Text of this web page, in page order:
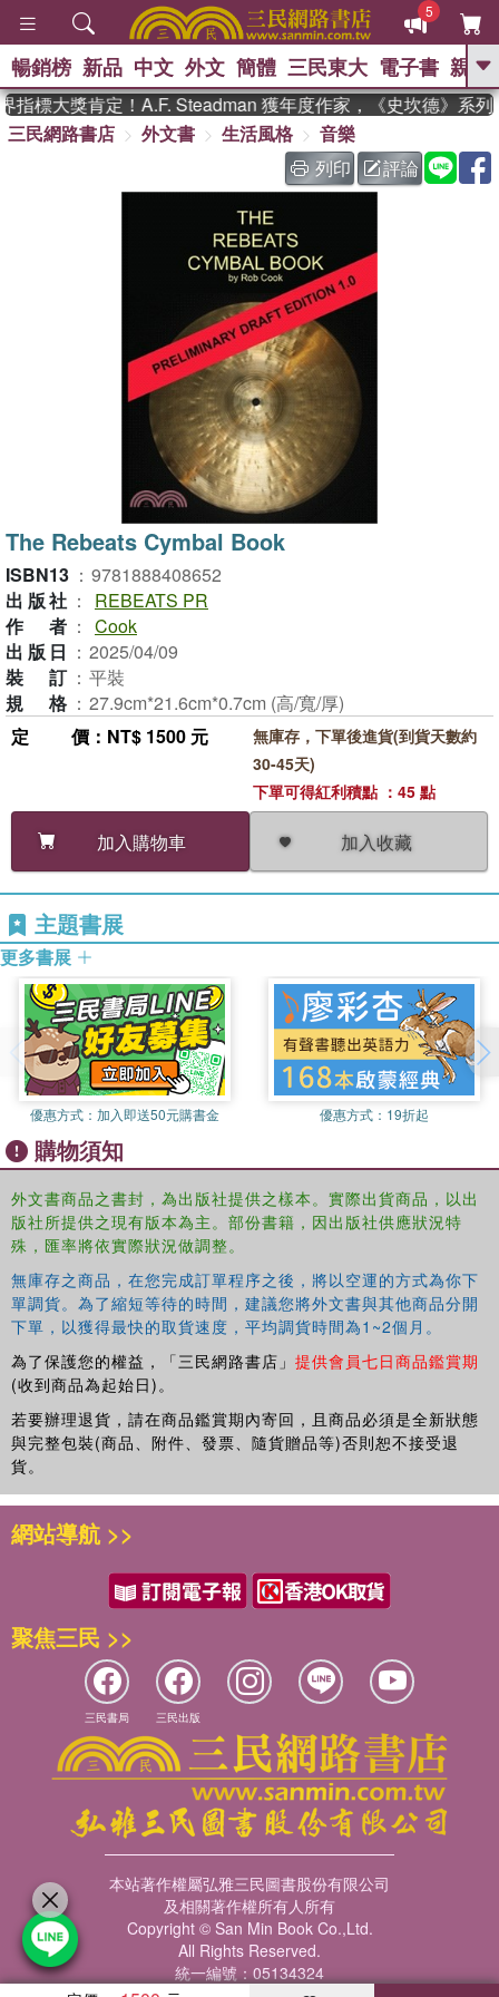
5
GO
熱搜： 東野圭吾 、
、 如果歷史是一群喵 、 暑期
國際布克獎 臺灣漫遊錄 、 方
念華 、
孩：黎曼猜想
暢銷榜 新品 中文 外文 簡體 三民東大 電子書 親子
標大獎肯定！A.F. Steadman 獲年度作家，《史坎德》系列
三民網路書店
外文書 生活風格
音樂
列印
評論
The Rebeats Cymbal Book
ISBN13 ： 9781888408652
出版社 ：
REBEATS PR
作者 ： Cook
出版日 ： 2025/04/09
裝訂 ： 平裝
規格 ： 27.9cm*21.6cm*0.7cm (高/寬/厚)
定價 ：NT$ 1500 元
加入購物車 加入收藏
無庫存，下單後進貨(到貨天數約
30-45天)
下單可得紅利積點 ：45 點
主題書展
更多書展
優惠方式： 加入即送50元購書金 優惠方式： 19折起
購物須知
外文書商品之書封，為出版社提供之樣本。實際出貨商品，以出
版社所提供之現有版本為主。部份書籍，因出版社供應狀況特
殊，匯率將依實際狀況做調整。
無庫存之商品，在您完成訂單程序之後，將以空運的方式為你下
單調貨。為了縮短等待的時間，建議您將外文書與其他商品分開
下單，以獲得最快的取貨速度，平均調貨時間為1~2個月。
為了保護您的權益，「三民網路書店」 提供會員七日商品鑑賞期
(收到商品為起始日)。
若要辦理退貨，請在商品鑑賞期內寄回，且商品必須是全新狀態
與完整包裝(商品、附件、發票、隨貨贈品等)否則恕不接受退
貨。
網站導航 >>
聚焦三民 >>
三民書局 三民出版
本站著作權屬弘雅三民圖書股份有限公司
及相關著作權所有人所有
Copyright © San Min Book Co.,Ltd.
All Rights Reserved.
統一編號：05134324